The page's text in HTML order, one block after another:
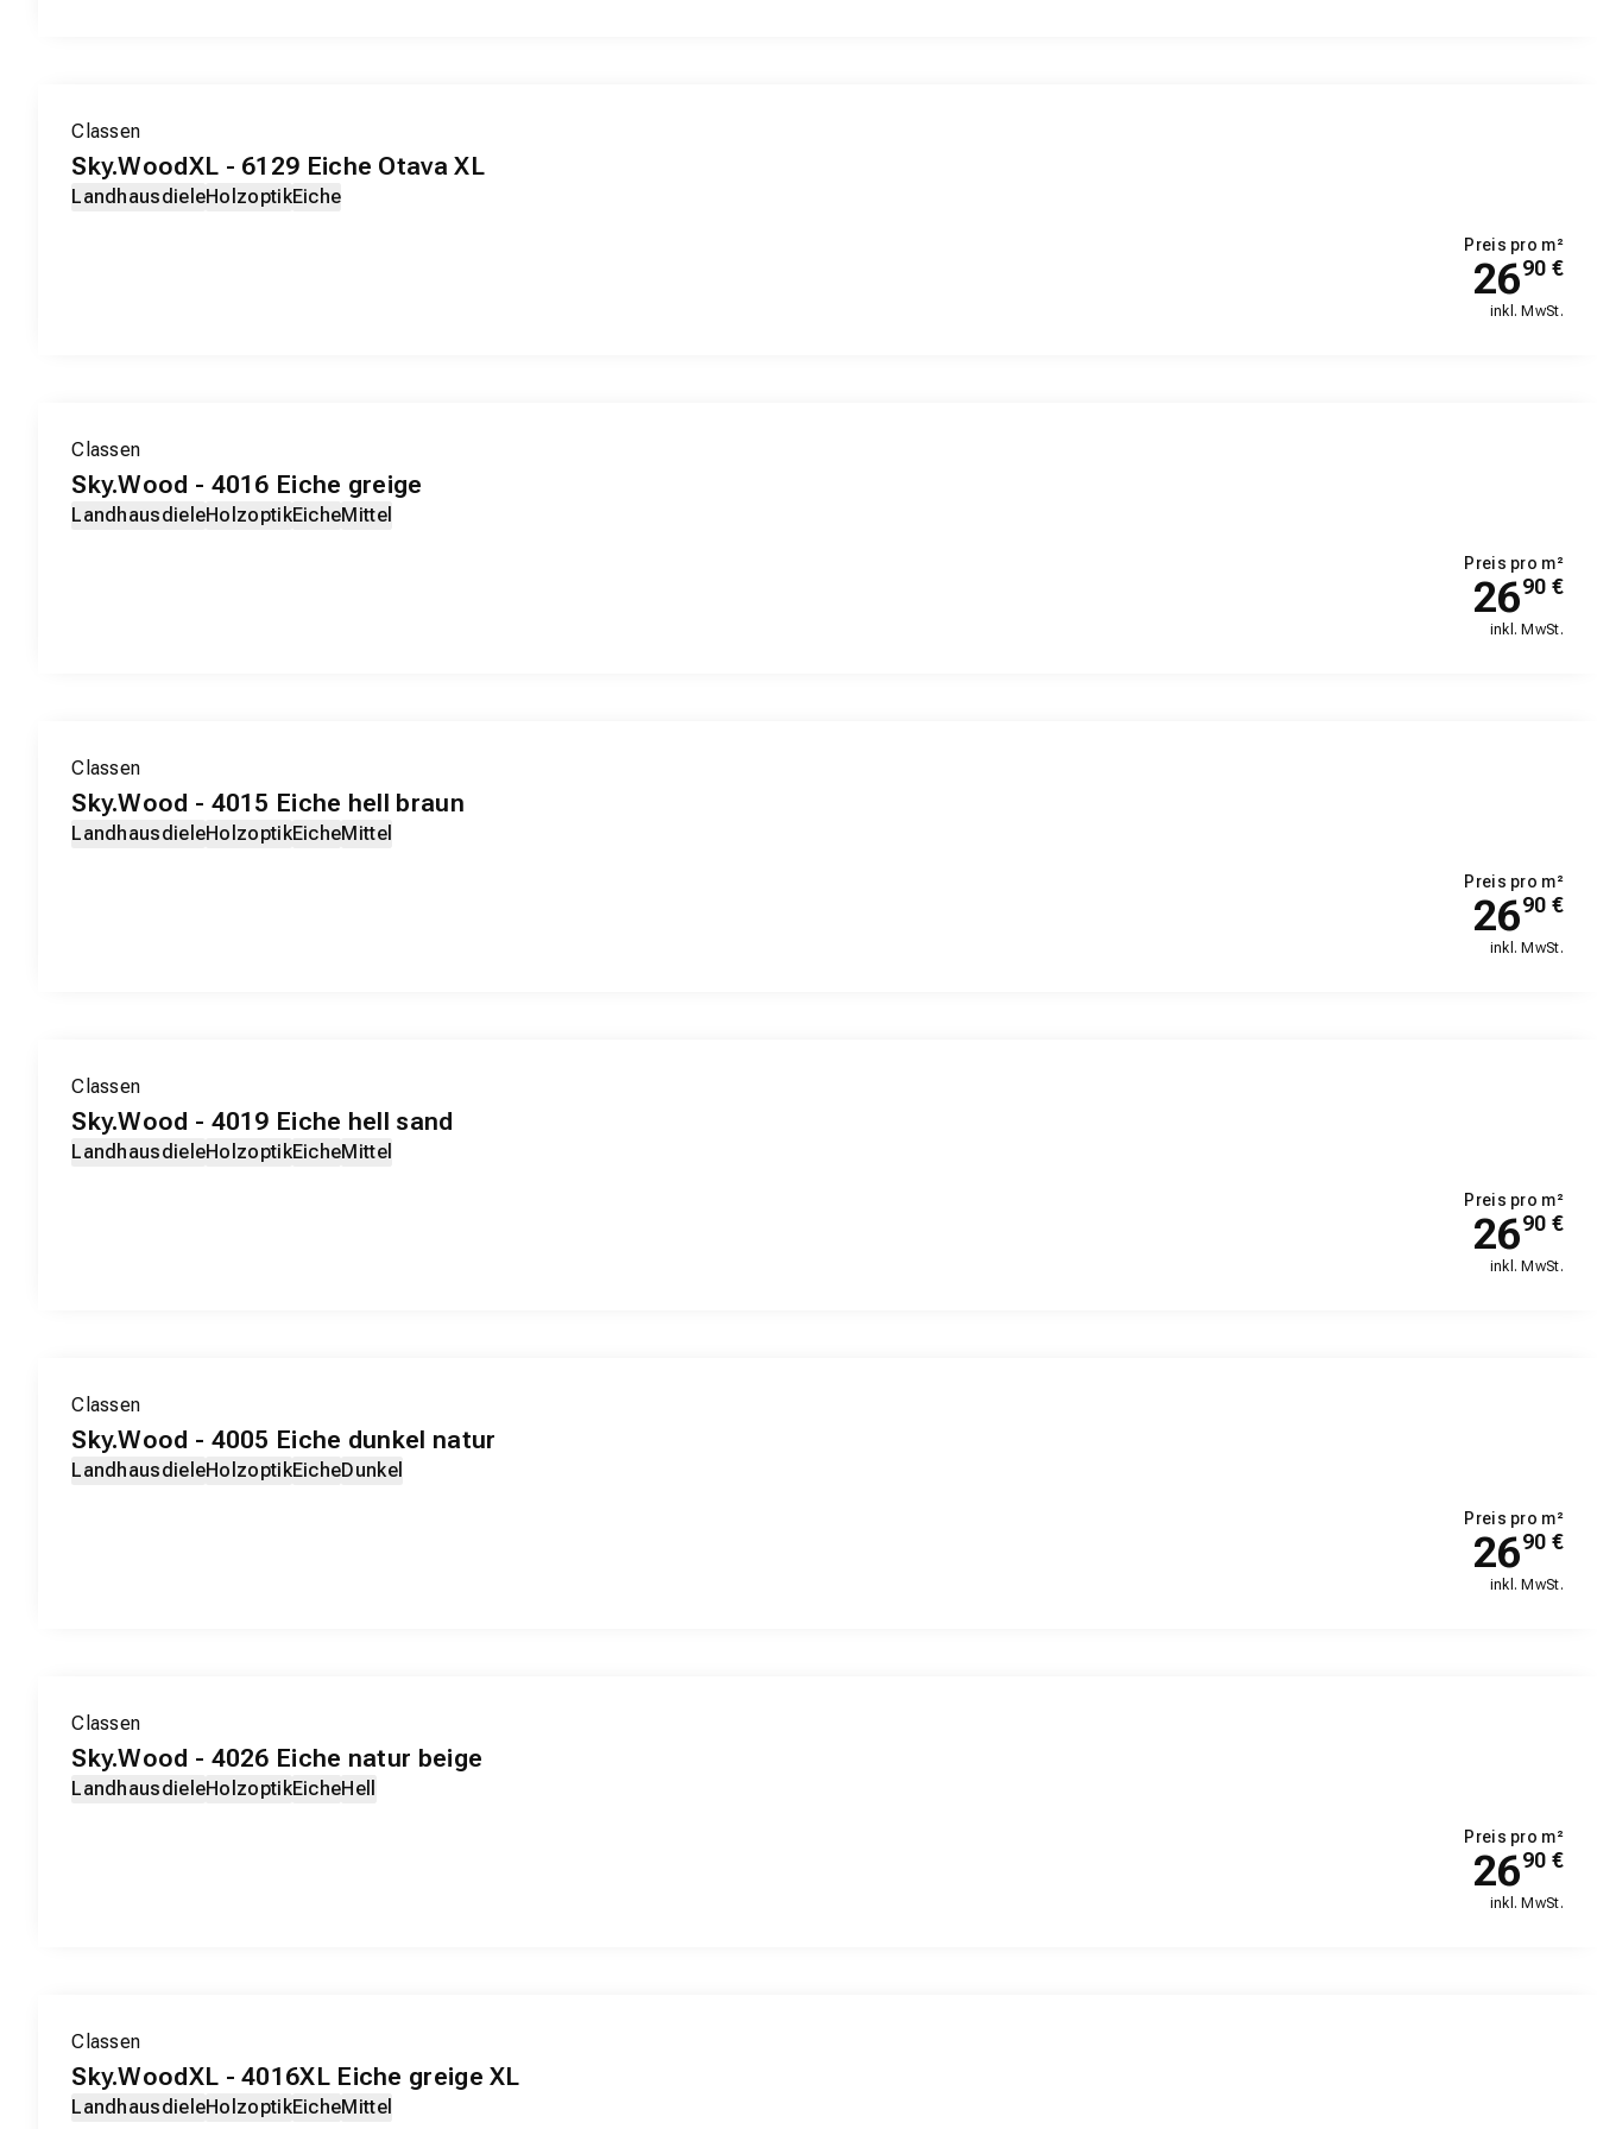
EXKLUSIV-PRODUKT
Classen
Sky.WoodXL - 6129 Eiche Otava XL
LandhausdieleHolzoptikEiche
Preis pro m²
2690 €
inkl. MwSt.
EXKLUSIV-PRODUKT
Classen
Sky.Wood - 4016 Eiche greige
LandhausdieleHolzoptikEicheMittel
Preis pro m²
2690 €
inkl. MwSt.
EXKLUSIV-PRODUKT
Classen
Sky.Wood - 4015 Eiche hell braun
LandhausdieleHolzoptikEicheMittel
Preis pro m²
2690 €
inkl. MwSt.
EXKLUSIV-PRODUKT
Classen
Sky.Wood - 4019 Eiche hell sand
LandhausdieleHolzoptikEicheMittel
Preis pro m²
2690 €
inkl. MwSt.
EXKLUSIV-PRODUKT
Classen
Sky.Wood - 4005 Eiche dunkel natur
LandhausdieleHolzoptikEicheDunkel
Preis pro m²
2690 €
inkl. MwSt.
EXKLUSIV-PRODUKT
Classen
Sky.Wood - 4026 Eiche natur beige
LandhausdieleHolzoptikEicheHell
Preis pro m²
2690 €
inkl. MwSt.
EXKLUSIV-PRODUKT
Classen
Sky.WoodXL - 4016XL Eiche greige XL
LandhausdieleHolzoptikEicheMittel